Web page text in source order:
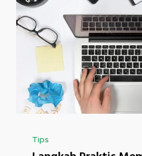
Praktis
Tips